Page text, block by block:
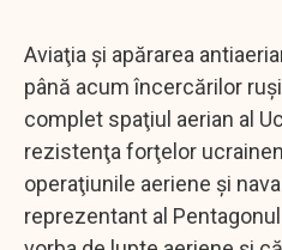
Aviaţia şi apărarea
până acum încercărilor
complet spaţiul aerian al
rezistenţa forţelor
operaţiunile aeriene şi
reprezentant al